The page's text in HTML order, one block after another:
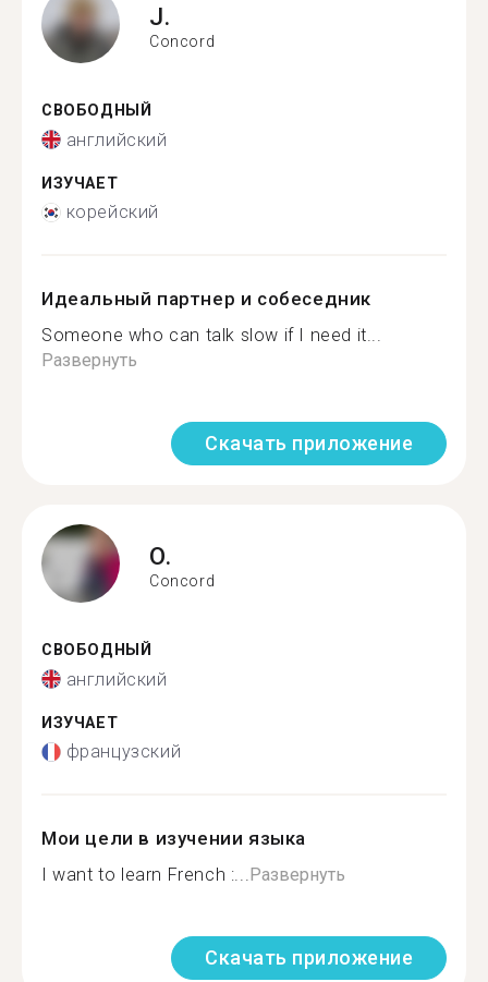
J.
Concord
СВОБОДНЫЙ
английский
ИЗУЧАЕТ
корейский
Идеальный партнер и собеседник
Someone who can talk slow if I need it...
Развернуть
Скачать приложение
O.
Concord
СВОБОДНЫЙ
английский
ИЗУЧАЕТ
французский
Мои цели в изучении языка
I want to learn French :...Развернуть
Скачать приложение